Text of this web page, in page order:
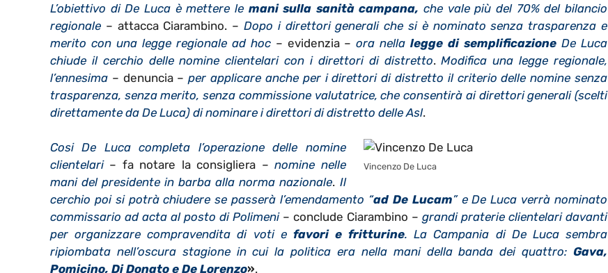
L’obiettivo di De Luca è mettere le mani sulla sanità campana, che vale più del 70% del bilancio
regionale – attacca Ciarambino. – Dopo i direttori generali che si è nominato senza trasparenza e
merito con una legge regionale ad hoc– evidenzia –ora nellalegge di semplificazione De Luca
chiude il cerchio delle nomine clientelari con i direttori di distretto.Modifica una legge regionale,
l’ennesima – denuncia –per applicare anche per i direttori di distretto il criterio delle nomine senza
trasparenza, senza merito, senza commissione valutatrice, che consentirà ai direttori generali (scelti
direttamente da De Luca) di nominare i direttori di distretto delle Asl.
Vincenzo De Luca
Cosi De Luca completa l’operazione delle nomine
clientelari– fa notare la consigliera –nomine nelle
mani del presidente in barba alla norma nazionale. Il
cerchio poi si potrà chiudere se passerà l’emendamento “ad De Lucam” e De Luca verrà nominato
commissario ad acta al posto di Polimeni– conclude Ciarambino – grandi praterie clientelari davanti
per organizzare compravendita di voti e favori e fritturine. La Campania di De Luca sembra
ripiombata nell’oscura stagione in cui la politica era nella mani della banda dei quattro: Gava,
Pomicino, Di Donato e De Lorenzo».